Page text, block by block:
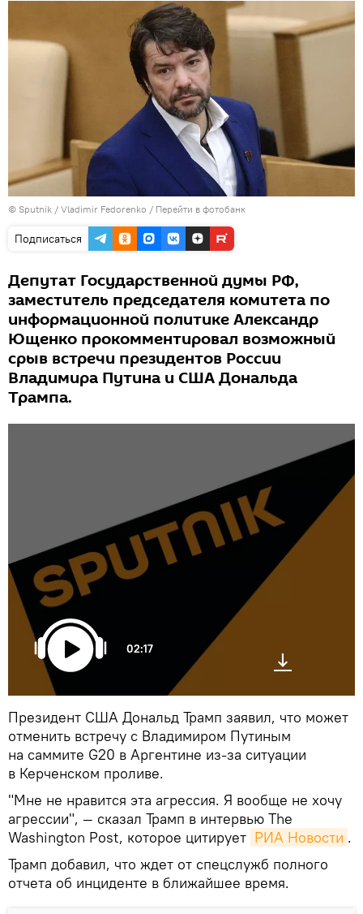
© Sputnik / Vladimir Fedorenko / Перейти в фотобанк
Подписаться
Депутат Государственной думы РФ,
заместитель председателя комитета по
информационной политике Александр
Ющенко прокомментировал возможный
срыв встречи президентов России
Владимира Путина и США Дональда
Трампа.
02:17
Президент США Дональд Трамп заявил, что может
отменить встречу с Владимиром Путиным
на саммите G20 в Аргентине из-за ситуации
в Керченском проливе.
"Мне не нравится эта агрессия. Я вообще не хочу
агрессии", — сказал Трамп в интервью The
Washington Post, которое цитирует РИА Новости .
Трамп добавил, что ждет от спецслужб полного
отчета об инциденте в ближайшее время.